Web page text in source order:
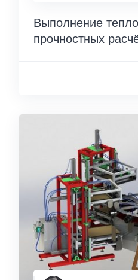
Выполнение
прочностных